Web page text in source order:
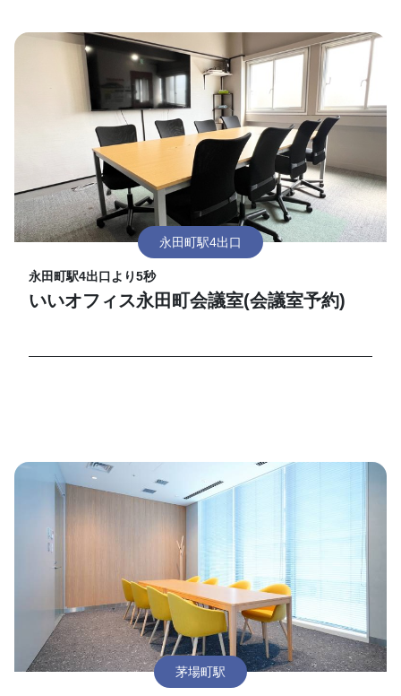
永田町駅4出口
永田町駅4出口より5秒
いいオフィス永田町会議室(会議室予約)
茅場町駅